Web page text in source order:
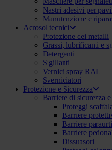
Nastri adesivi per
Manutenzione e
Aerosol tecnici
Protezione dei metalli
Grassi, lubrificanti e
Detergenti
Sigillanti
Vernici spray RAL
Sverniciatori
Protezione e Sicurezza
Barriere di sicurezza
Proteggi
Barriere
Barriere paraurti
Barriere
Dissuasori